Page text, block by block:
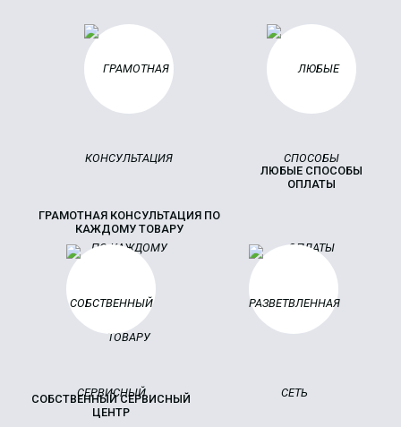
ГРАМОТНАЯ КОНСУЛЬТАЦИЯ ПО
КАЖДОМУ ТОВАРУ
ЛЮБЫЕ СПОСОБЫ
ОПЛАТЫ
СОБСТВЕННЫЙ СЕРВИСНЫЙ
ЦЕНТР